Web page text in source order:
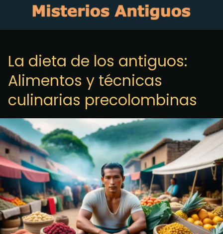
La dieta de los antiguos:
Alimentos y técnicas
culinarias precolombinas